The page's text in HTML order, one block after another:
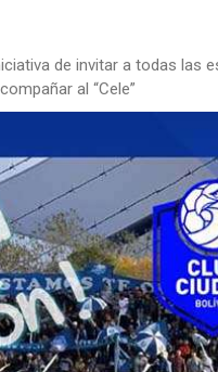
de invitar a todas las
al “Cele”